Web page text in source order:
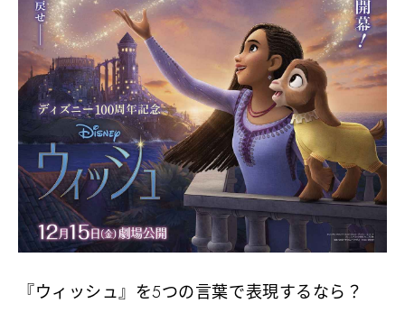
『ウィッシュ』を5つの言葉で表現するなら？